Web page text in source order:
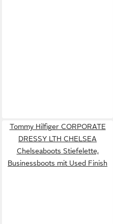
Tommy Hilfiger CORPORATE
DRESSY LTH CHELSEA
Chelseaboots Stiefelette,
Businessboots mit Used Finish